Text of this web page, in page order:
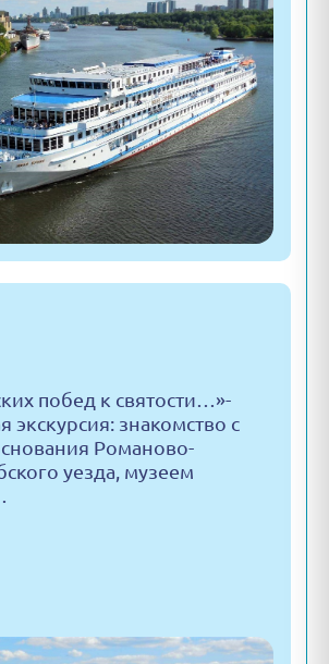
побед к святости…»-
экскурсия: знакомство с
Романово-
уезда, музеем